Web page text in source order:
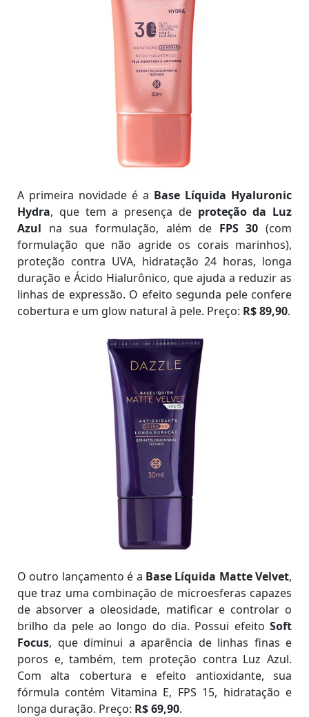
A primeira novidade é a Base Líquida Hyaluronic
Hydra, que tem a presença de proteção da Luz
Azul na sua formulação, além de FPS 30 (com
formulação que não agride os corais marinhos),
proteção contra UVA, hidratação 24 horas, longa
duração e Ácido Hialurônico, que ajuda a reduzir as
linhas de expressão. O efeito segunda pele confere
cobertura e um glow natural à pele. Preço: R$ 89,90.
O outro lançamento é a Base Líquida Matte Velvet,
que traz uma combinação de microesferas capazes
de absorver a oleosidade, matificar e controlar o
brilho da pele ao longo do dia. Possui efeito Soft
Focus, que diminui a aparência de linhas finas e
poros e, também, tem proteção contra Luz Azul.
Com alta cobertura e efeito antioxidante, sua
fórmula contém Vitamina E, FPS 15, hidratação e
longa duração. Preço: R$ 69,90.